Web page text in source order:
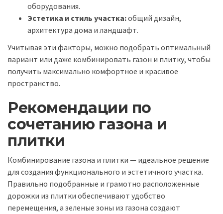
оборудования.
Эстетика и стиль участка:общий дизайн,
архитектура дома и ландшафт.
Учитывая эти факторы, можно подобрать оптимальный
вариант или даже комбинировать газон и плитку, чтобы
получить максимально комфортное и красивое
пространство.
Рекомендации по
сочетанию газона и
плитки
Комбинирование газона и плитки — идеальное решение
для создания функционального и эстетичного участка.
Правильно подобранные и грамотно расположенные
дорожки из плитки обеспечивают удобство
перемещения, а зеленые зоны из газона создают